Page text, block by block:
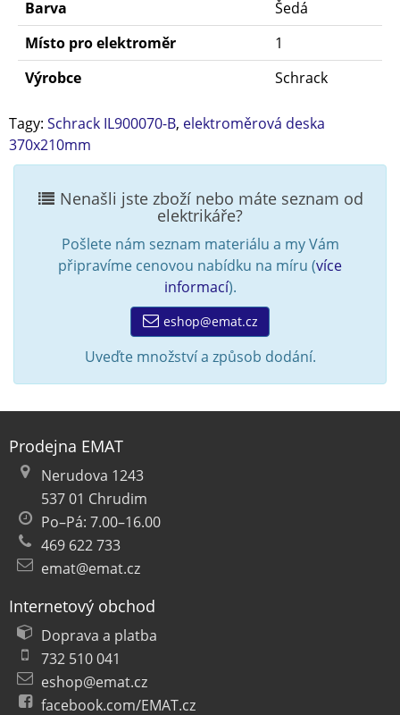
Barva
Šedá
Místo pro elektroměr
1
Výrobce
Schrack
Tagy: Schrack IL900070-B, elektroměrová deska
370x210mm
Nenašli jste zboží nebo máte seznam od
elektrikáře?
Pošlete nám seznam materiálu a my Vám
připravíme cenovou nabídku na míru (více
informací).
eshop@emat.cz
Uveďte množství a způsob dodání.
Prodejna EMAT
Nerudova 1243
537 01 Chrudim
Po–Pá: 7.00–16.00
469 622 733
emat@emat.cz
Internetový obchod
Doprava a platba
732 510 041
eshop@emat.cz
facebook.com/EMAT.cz